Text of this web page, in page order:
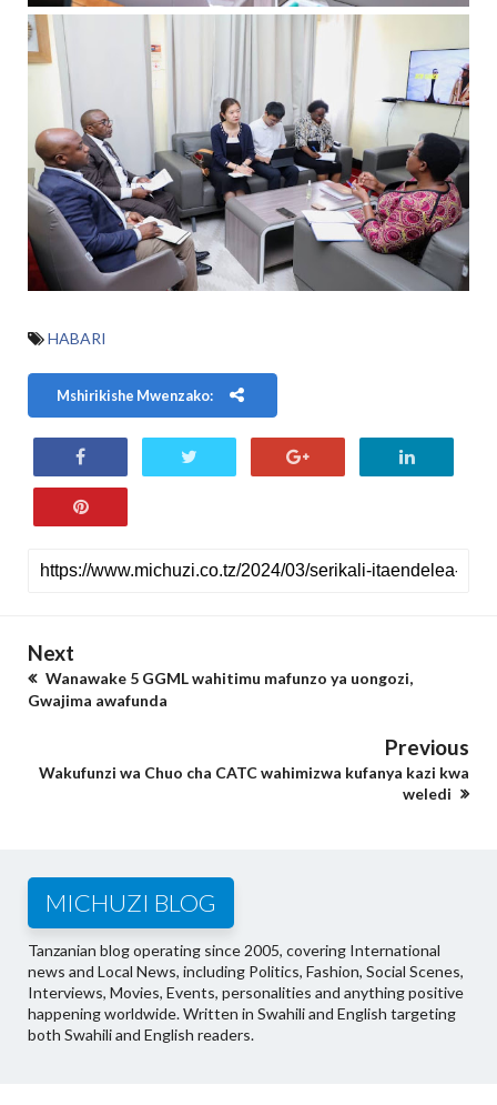
HABARI
Mshirikishe Mwenzako:
Next
Wanawake 5 GGML wahitimu mafunzo ya uongozi,
Gwajima awafunda
Previous
Wakufunzi wa Chuo cha CATC wahimizwa kufanya kazi kwa
weledi
MICHUZI BLOG
Tanzanian blog operating since 2005, covering International
news and Local News, including Politics, Fashion, Social Scenes,
Interviews, Movies, Events, personalities and anything positive
happening worldwide. Written in Swahili and English targeting
both Swahili and English readers.